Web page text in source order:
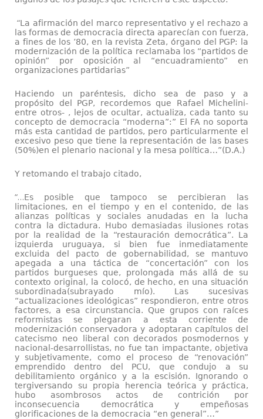
“La afirmación del marco representativo y el rechazo a
las formas de democracia directa aparecían con fuerza,
a fines de los ’80, en la revista Zeta, órgano del PGP: la
modernización de la política reclamaba los “partidos de
opinión” por oposición al “encuadramiento” en
organizaciones partidarias”
Haciendo un paréntesis, dicho sea de paso y a
propósito del PGP, recordemos que Rafael Michelini-
entre otros- , lejos de ocultar, actualiza, cada tanto su
concepto de democracia “moderna”:” El FA no soporta
más esta cantidad de partidos, pero particularmente el
excesivo peso que tiene la representación de las bases
(50%)en el plenario nacional y la mesa política…”(D.A.)
Y retomando el trabajo citado,
“…Es posible que tampoco se percibieran las
limitaciones, en el tiempo y en el contenido, de las
alianzas políticas y sociales anudadas en la lucha
contra la dictadura. Hubo demasiadas ilusiones rotas
por la realidad de la “restauración democrática”. La
izquierda uruguaya, si bien fue inmediatamente
excluida del pacto de gobernabilidad, se mantuvo
apegada a una táctica de “concertación” con los
partidos burgueses que, prolongada más allá de su
contexto original, la colocó, de hecho, en una situación
subordinada(subrayado mío). Las sucesivas
“actualizaciones ideológicas” respondieron, entre otros
factores, a esa circunstancia. Que grupos con raíces
reformistas se plegaran a esta corriente de
modernización conservadora y adoptaran capítulos del
catecismo neo liberal con decorados posmodernos y
nacional-desarrollistas, no fue tan impactante, objetiva
y subjetivamente, como el proceso de “renovación”
emprendido dentro del PCU, que condujo a su
debilitamiento orgánico y a la escisión. Ignorando o
tergiversando su propia herencia teórica y práctica,
hubo asombrosos actos de contrición por
inconsecuencia democrática y empeñosas
glorificaciones de la democracia “en general”…”